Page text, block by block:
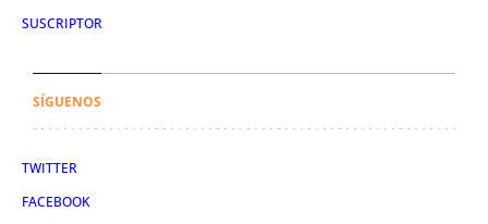
SUSCRIPTOR
SÍGUENOS
TWITTER
FACEBOOK